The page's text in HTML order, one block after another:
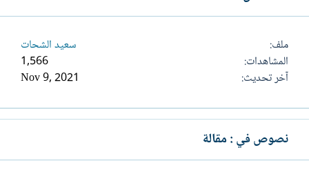
ملف
سعيد الشحات
المشاهدات
1,566
آخر تحديث
Nov 9, 2021
نصوص في : مقالة